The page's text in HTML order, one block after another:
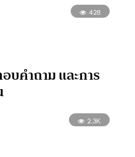
428
บคำถาม และการ
2.3K